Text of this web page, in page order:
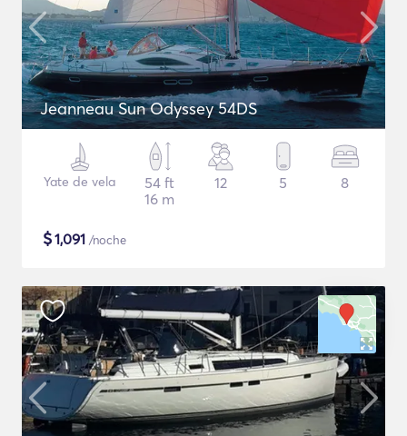
Jeanneau Sun Odyssey 54DS
Yate de vela
54 ft
16 m
12 5 8
$1,091 /noche